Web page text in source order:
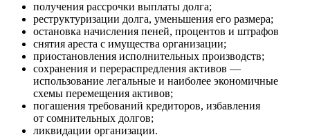
получения рассрочки выплаты долга;
реструктуризации долга, уменьшения его размера;
остановка начисления пеней, процентов и штрафов
снятия ареста с имущества организации;
приостановления исполнительных производств;
сохранения и перераспредления активов —
использование легальные и наиболее экономичные
схемы перемещения активов;
погашения требований кредиторов, избавления
от сомнительных долгов;
ликвидации организации.